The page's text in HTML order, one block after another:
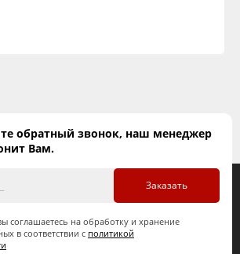
обратный звонок, наш менеджер
Вам.
Заказать
соглашаетесь на обработку и хранение
в соответствии с политикой